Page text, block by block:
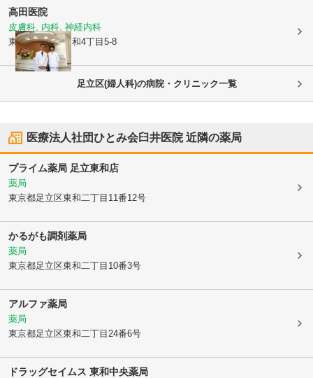
高田医院
皮膚科, 内科, 神経内科
東京都足立区東和4丁目5-8
足立区(婦人科)の病院・クリニック一覧
医療法人社団ひとみ会臼井医院近隣の薬局
プライム薬局 足立東和店
薬局
東京都足立区東和二丁目11番12号
かるがも調剤薬局
薬局
東京都足立区東和二丁目10番3号
アルファ薬局
薬局
東京都足立区東和二丁目24番6号
ドラッグセイムス 東和中央薬局